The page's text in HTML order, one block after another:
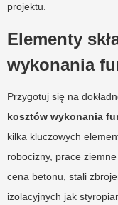
projektu.
Elementy
wykonania
Przygotuj się na
kosztów wykonania
kilka kluczowych
robocizny, prace
cena betonu, stali
izolacyjnych jak